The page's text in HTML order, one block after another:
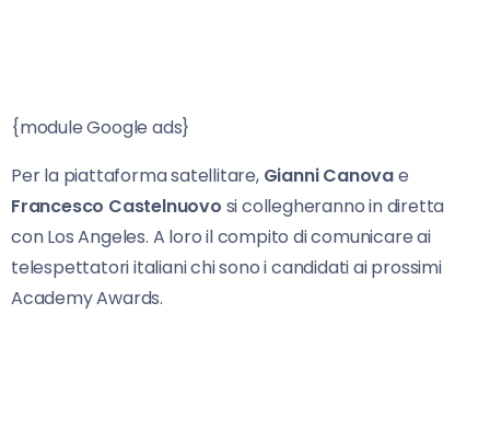
{module Google ads}
Per la piattaforma satellitare, Gianni Canovae
Francesco Castelnuovo si collegheranno in diretta
con Los Angeles. A loro il compito di comunicare ai
telespettatori italiani chi sono i candidati ai prossimi
Academy Awards.